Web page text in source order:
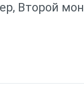
Второй